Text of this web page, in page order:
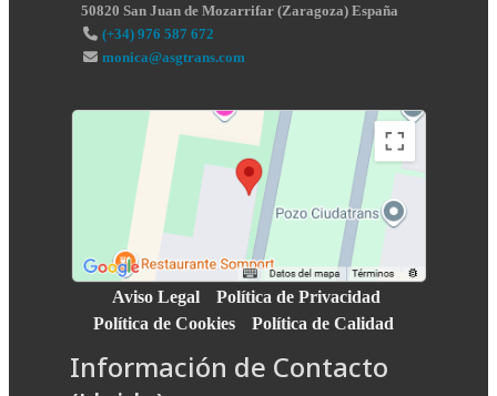
50820 San Juan de Mozarrifar (Zaragoza) España
(+34) 976 587 672
monica@asgtrans.com
Aviso Legal
Política de Privacidad
Política de Cookies
Política de Calidad
Información de Contacto